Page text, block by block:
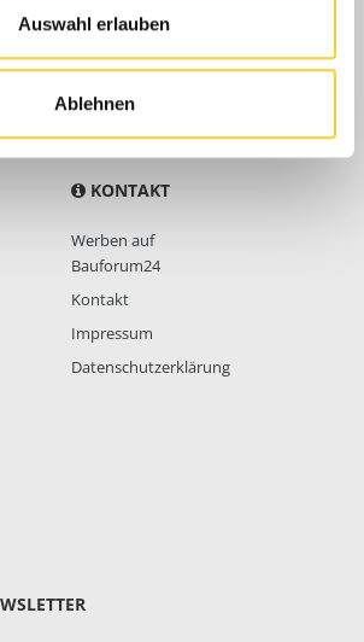
Auswahl erlauben
Ablehnen
Anleitungen
FAQ
Community Regeln
KONTAKT
Werben auf
Bauforum24
Kontakt
Impressum
Datenschutzerklärung